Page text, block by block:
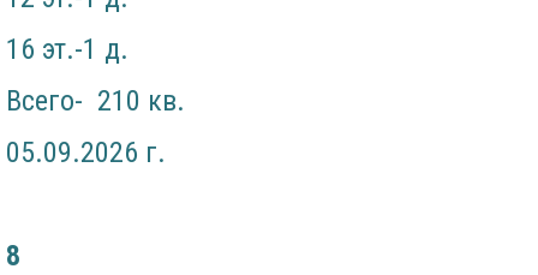
16 эт.-1 д.
Всего- 210 кв.
05.09.2026 г.
8